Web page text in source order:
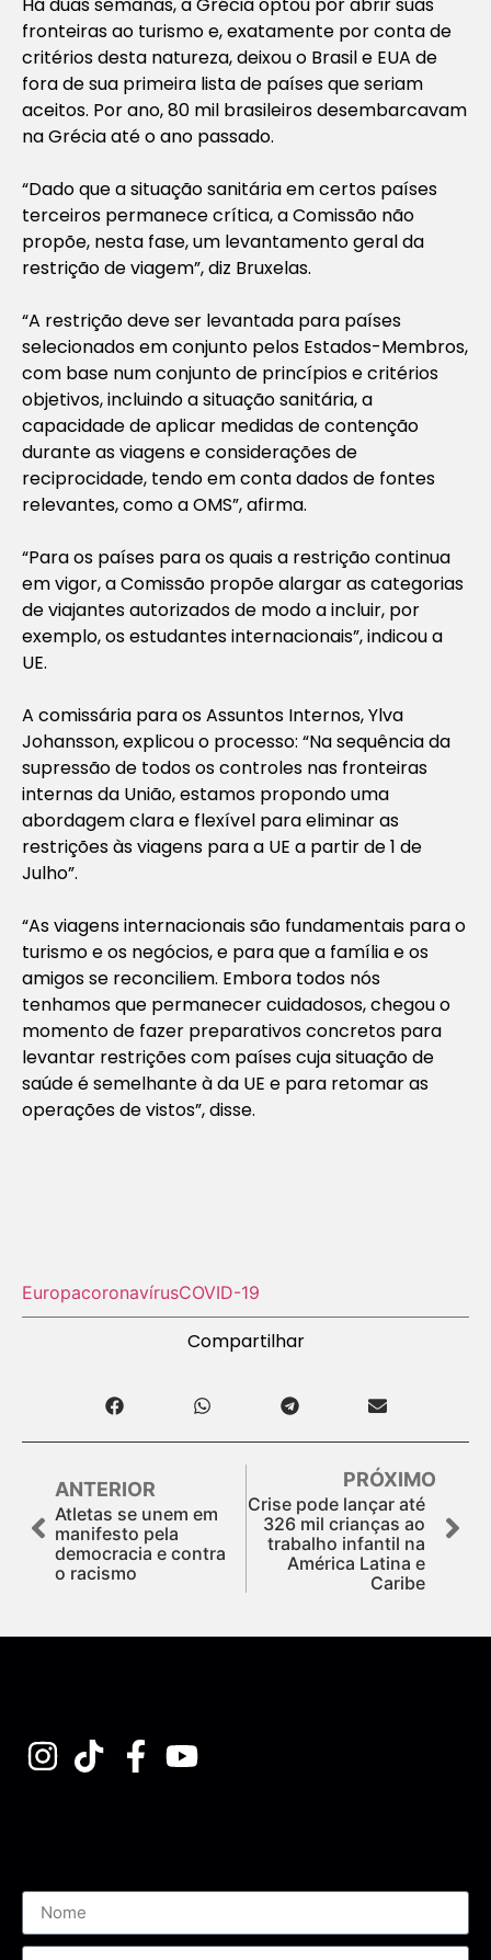
fronteiras ao turismo e, exatamente por conta de
critérios desta natureza, deixou o Brasil e EUA de
fora de sua primeira lista de países que seriam
aceitos. Por ano, 80 mil brasileiros desembarcavam
na Grécia até o ano passado.
“Dado que a situação sanitária em certos países
terceiros permanece crítica, a Comissão não
propõe, nesta fase, um levantamento geral da
restrição de viagem”, diz Bruxelas.
“A restrição deve ser levantada para países
selecionados em conjunto pelos Estados-Membros,
com base num conjunto de princípios e critérios
objetivos, incluindo a situação sanitária, a
capacidade de aplicar medidas de contenção
durante as viagens e considerações de
reciprocidade, tendo em conta dados de fontes
relevantes, como a OMS”, afirma.
“Para os países para os quais a restrição continua
em vigor, a Comissão propõe alargar as categorias
de viajantes autorizados de modo a incluir, por
exemplo, os estudantes internacionais”, indicou a
UE.
A comissária para os Assuntos Internos, Ylva
Johansson, explicou o processo: “Na sequência da
supressão de todos os controles nas fronteiras
internas da União, estamos propondo uma
abordagem clara e flexível para eliminar as
restrições às viagens para a UE a partir de 1 de
Julho”.
“As viagens internacionais são fundamentais para o
turismo e os negócios, e para que a família e os
amigos se reconciliem. Embora todos nós
tenhamos que permanecer cuidadosos, chegou o
momento de fazer preparativos concretos para
levantar restrições com países cuja situação de
saúde é semelhante à da UE e para retomar as
operações de vistos”, disse.
EuropacoronavírusCOVID-19
Compartilhar
ANTERIOR
Atletas se unem em
manifesto pela
democracia e contra
o racismo
PRÓXIMO
Crise pode lançar até
326 mil crianças ao
trabalho infantil na
América Latina e
Caribe